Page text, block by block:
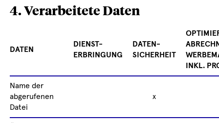
4. Verarbeitete Daten
DATEN
DIENST-
ERBRINGUNG
DATEN-
SICHERHEIT
NKL.
Name der
abgerufenen
Datei
x